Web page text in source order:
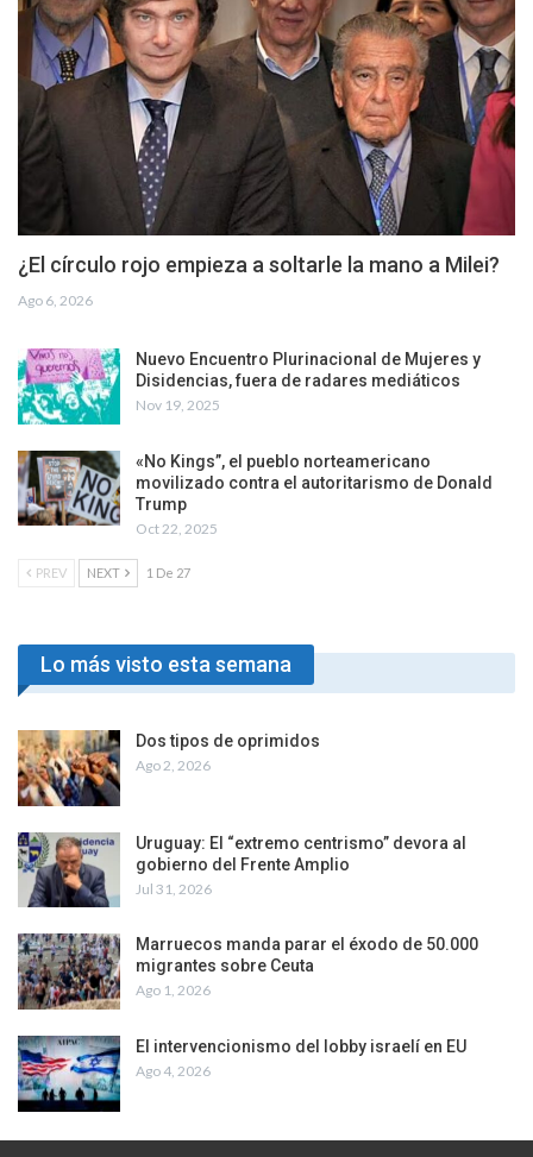
¿El círculo rojo empieza a soltarle la mano a Milei?
Ago 6, 2026
Nuevo Encuentro Plurinacional de Mujeres y
Disidencias, fuera de radares mediáticos
Nov 19, 2025
«No Kings”, el pueblo norteamericano
movilizado contra el autoritarismo de Donald
Trump
Oct 22, 2025
PREV NEXT 1 De 27
Lo más visto esta semana
Dos tipos de oprimidos
Ago 2, 2026
Uruguay: El “extremo centrismo” devora al
gobierno del Frente Amplio
Jul 31, 2026
Marruecos manda parar el éxodo de 50.000
migrantes sobre Ceuta
Ago 1, 2026
El intervencionismo del lobby israelí en EU
Ago 4, 2026